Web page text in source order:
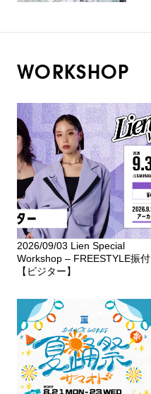
WORKSHOP
2026/09/03 Lien Special
Workshop – FREESTYLE振付
【ビジター】